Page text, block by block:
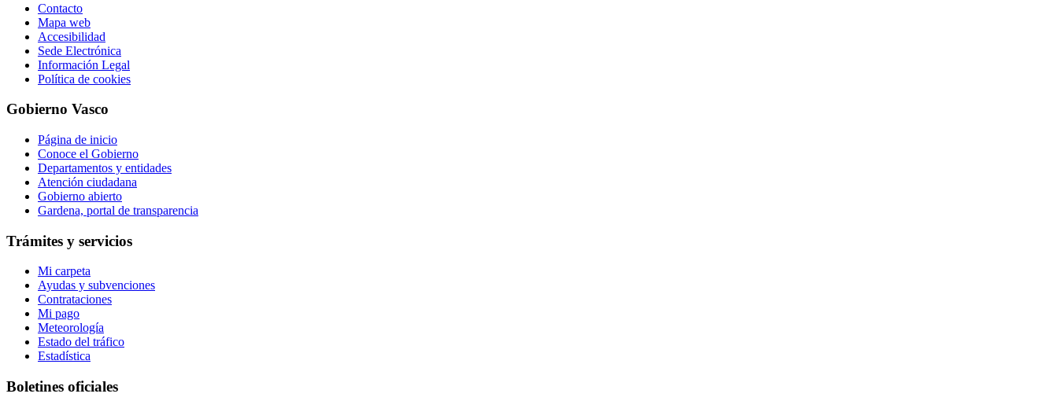
Contacto
Mapa web
Accesibilidad
Sede Electrónica
Información Legal
Política de cookies
Gobierno Vasco
Página de inicio
Conoce el Gobierno
Departamentos y entidades
Atención ciudadana
Gobierno abierto
Gardena, portal de transparencia
Trámites y servicios
Mi carpeta
Ayudas y subvenciones
Contrataciones
Mi pago
Meteorología
Estado del tráfico
Estadística
Boletines oficiales